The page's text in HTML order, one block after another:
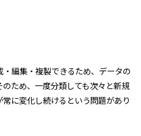
編集・複製できるため、データの
ため、一度分類しても次々と新規
に変化し続けるという問題があり